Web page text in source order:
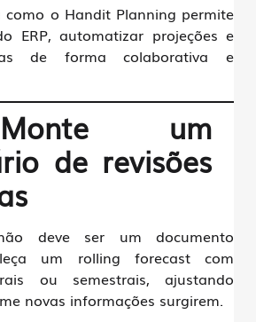
como o Handit Planning permite
ERP, automatizar projeções e
de forma colaborativa e
um
de revisões
deve ser um documento
um rolling forecastcom
ou semestrais, ajustando
novas informações surgirem.